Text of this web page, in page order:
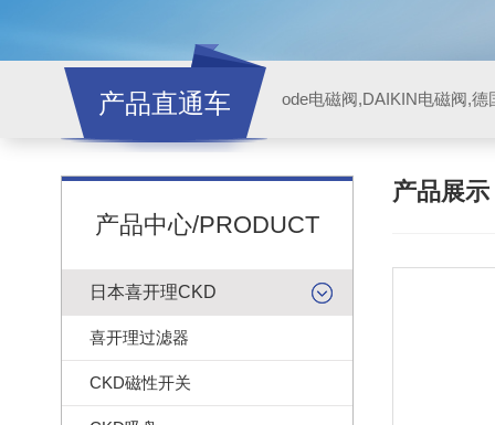
产品直通车 ode电磁阀,DAIKIN电磁阀,
产品中心/PRODUCT
日本喜开理CKD
喜开理过滤器
CKD磁性开关
产品展示